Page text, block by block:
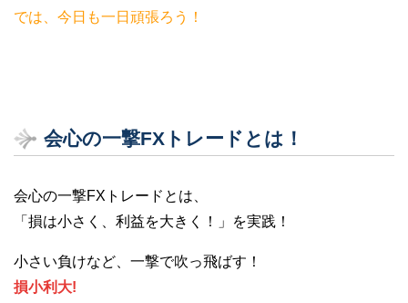
では、今日も一日頑張ろう！
会心の一撃FXトレードとは！
会心の一撃FXトレードとは、
「損は小さく、利益を大きく！」を実践！
小さい負けなど、一撃で吹っ飛ばす！
損小利大!